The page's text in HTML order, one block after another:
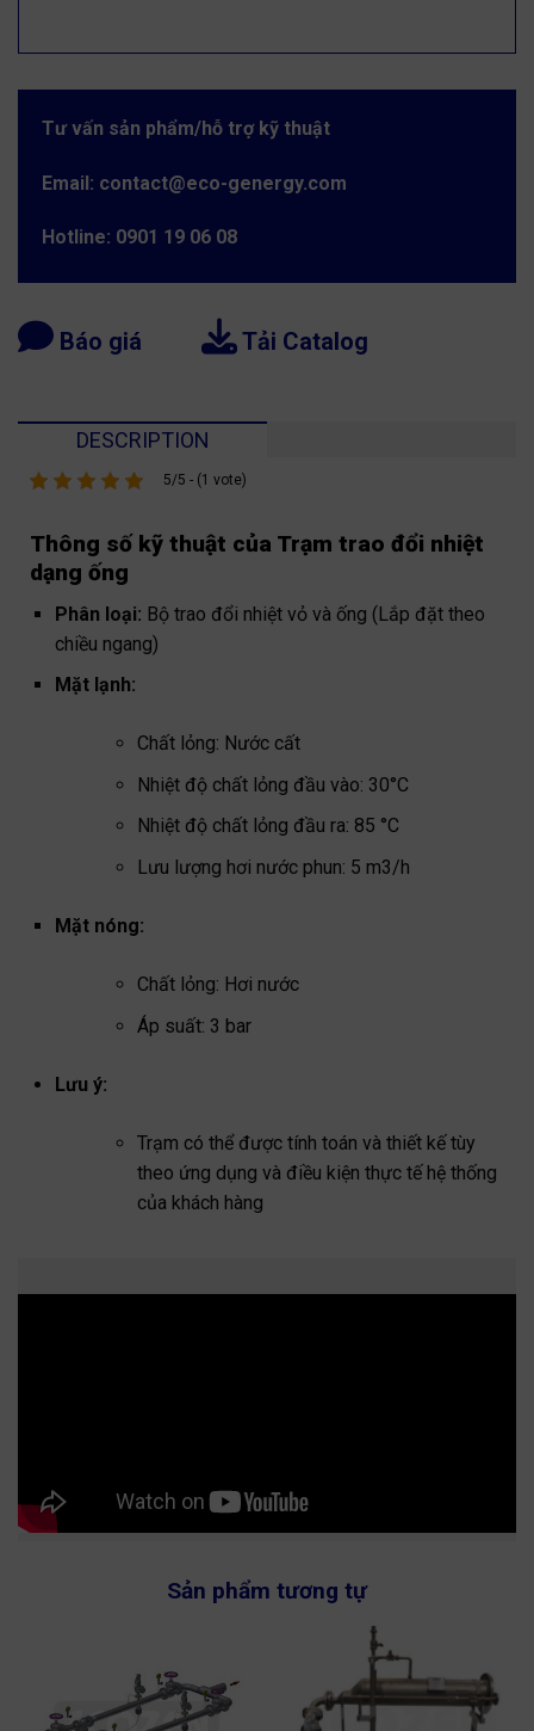
Tư vấn sản phẩm/hỗ trợ kỹ thuật
Email: contact@eco-genergy.com
Hotline: 0901 19 06 08
Báo giá Tải Catalog
DESCRIPTION
5/5 - (1 vote)
Thông số kỹ thuật của Trạm trao đổi nhiệt
dạng ống
Phân loại: Bộ trao đổi nhiệt vỏ và ống (Lắp đặt theo
chiều ngang)
Mặt lạnh:
Chất lỏng: Nước cất
Nhiệt độ chất lỏng đầu vào: 30°C
Nhiệt độ chất lỏng đầu ra: 85 °C
Lưu lượng hơi nước phun: 5 m3/h
Mặt nóng:
Chất lỏng: Hơi nước
Áp suất: 3 bar
Lưu ý:
Trạm có thể được tính toán và thiết kế tùy
theo ứng dụng và điều kiện thực tế hệ thống
của khách hàng
Sản phẩm tương tự